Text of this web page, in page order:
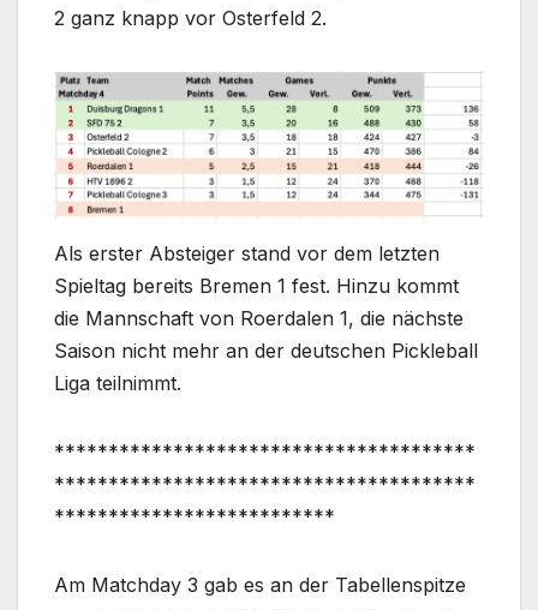
2 ganz knapp vor Osterfeld 2.
Als erster Absteiger stand vor dem letzten
Spieltag bereits Bremen 1 fest. Hinzu kommt
die Mannschaft von Roerdalen 1, die nächste
Saison nicht mehr an der deutschen Pickleball
Liga teilnimmt.
***************************************
***************************************
**************************
Am Matchday 3 gab es an der Tabellenspitze